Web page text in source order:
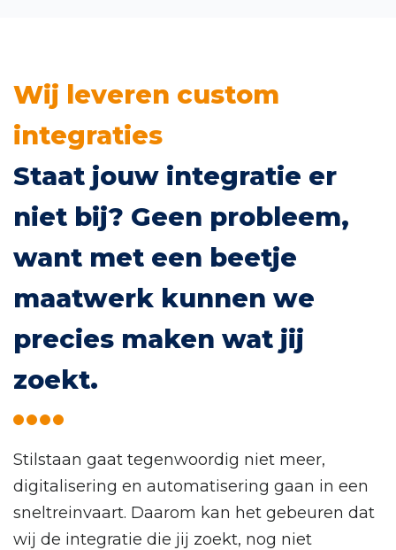
Wij leveren custom
integraties
Staat jouw integratie er
niet bij? Geen probleem,
want met een beetje
maatwerk kunnen we
precies maken wat jij
zoekt.
Stilstaan gaat tegenwoordig niet meer,
digitalisering en automatisering gaan in een
sneltreinvaart. Daarom kan het gebeuren dat
wij de integratie die jij zoekt, nog niet